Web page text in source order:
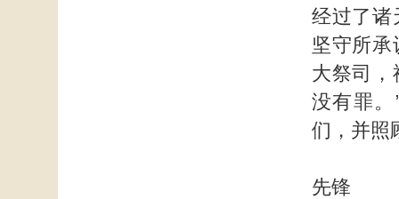
经过了诸
坚守所
大祭司，
没有罪
们，并照
先锋